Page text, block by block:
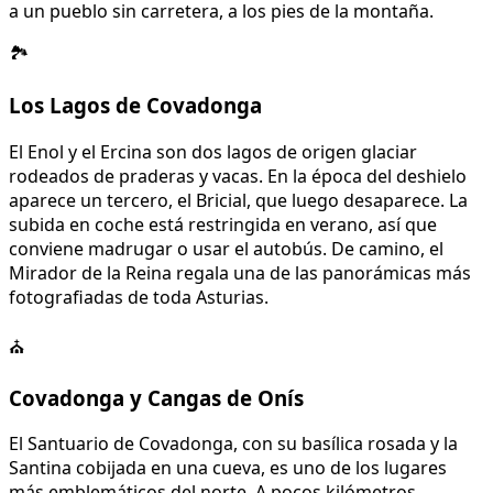
a un pueblo sin carretera, a los pies de la montaña.
🏞️
Los Lagos de Covadonga
El Enol y el Ercina son dos lagos de origen glaciar
rodeados de praderas y vacas. En la época del deshielo
aparece un tercero, el Bricial, que luego desaparece. La
subida en coche está restringida en verano, así que
conviene madrugar o usar el autobús. De camino, el
Mirador de la Reina regala una de las panorámicas más
fotografiadas de toda Asturias.
⛪
Covadonga y Cangas de Onís
El Santuario de Covadonga, con su basílica rosada y la
Santina cobijada en una cueva, es uno de los lugares